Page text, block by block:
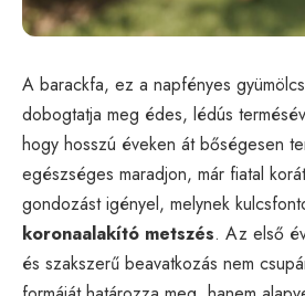
A barackfa, ez a napfényes
dobogtatja meg édes, lédús
hogy hosszú éveken át bőségesen
egészséges maradjon, már fiatal
gondozást igényel, melynek
koronaalakító metszés. Az első
és szakszerű beavatkozás nem